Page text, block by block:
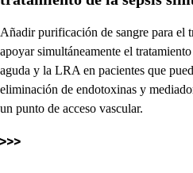
Añadir purificación de sangre para el
apoyar simultáneamente el
aguda y la LRA en pacientes que
eliminación de endotoxinas y
un punto de acceso vascular.